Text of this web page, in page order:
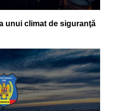
unui climat de siguranţă